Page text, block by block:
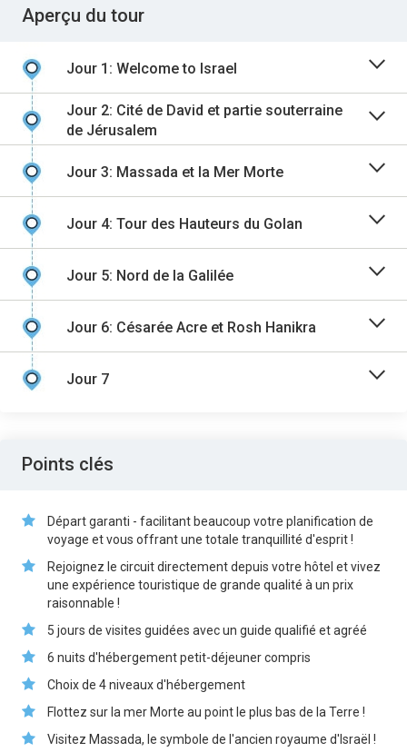
Aperçu du tour
Jour 1: Welcome to Israel
Jour 2: Cité de David et partie souterraine
de Jérusalem
Jour 3: Massada et la Mer Morte
Jour 4: Tour des Hauteurs du Golan
Jour 5: Nord de la Galilée
Jour 6: Césarée Acre et Rosh Hanikra
Jour 7
Points clés
Départ garanti - facilitant beaucoup votre planification de
voyage et vous offrant une totale tranquillité d'esprit !
Rejoignez le circuit directement depuis votre hôtel et vivez
une expérience touristique de grande qualité à un prix
raisonnable !
5 jours de visites guidées avec un guide qualifié et agréé
6 nuits d'hébergement petit-déjeuner compris
Choix de 4 niveaux d'hébergement
Flottez sur la mer Morte au point le plus bas de la Terre !
Visitez Massada, le symbole de l'ancien royaume d'Israël !